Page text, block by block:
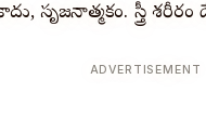
సృజనాత్మకం. స్త్రీ శరీరం
ADVERTISEMENT